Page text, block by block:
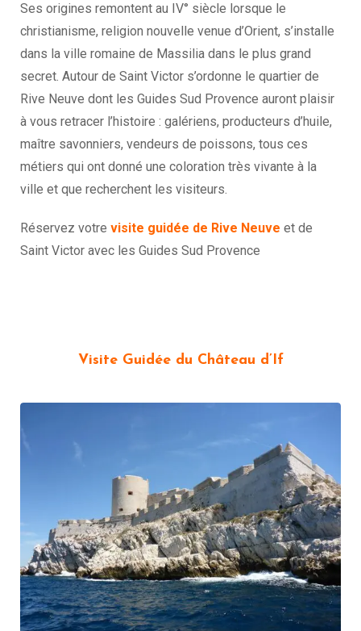
Ses origines remontent au IV° siècle lorsque le
christianisme, religion nouvelle venue d’Orient, s’installe
dans la ville romaine de Massilia dans le plus grand
secret. Autour de Saint Victor s’ordonne le quartier de
Rive Neuve dont les Guides Sud Provence auront plaisir
à vous retracer l’histoire : galériens, producteurs d’huile,
maître savonniers, vendeurs de poissons, tous ces
métiers qui ont donné une coloration très vivante à la
ville et que recherchent les visiteurs.
Réservez votre visite guidée de Rive Neuve et de
Saint Victor avec les Guides Sud Provence
Visite Guidée du Château d’If